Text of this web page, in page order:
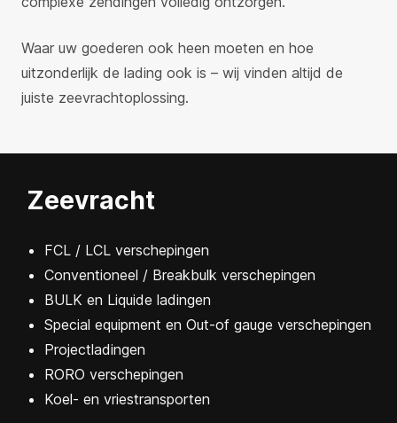
Waar uw goederen ook heen moeten en hoe
uitzonderlijk de lading ook is – wij vinden altijd de
juiste zeevrachtoplossing.
Zeevracht
FCL / LCL verschepingen
Conventioneel / Breakbulk verschepingen
BULK en Liquide ladingen
Special equipment en Out-of gauge verschepingen
Projectladingen
RORO verschepingen
Koel- en vriestransporten